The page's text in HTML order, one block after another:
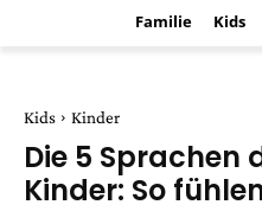
Familie Kids
Kids Kinder
Die 5 Sprachen
Kinder: So